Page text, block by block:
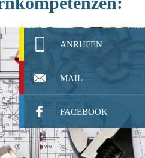
ANRUFEN
MAIL
FACEBOOK